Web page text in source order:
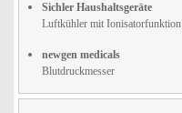
Sichler Haushaltsgeräte
Luftkühler mit Ionisatorfunktion
newgen medicals
Blutdruckmesser